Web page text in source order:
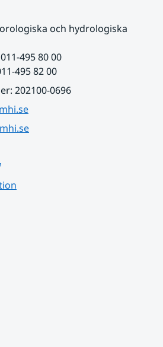
och hydrologiska
495 80 00
495 82 00
202100-0696